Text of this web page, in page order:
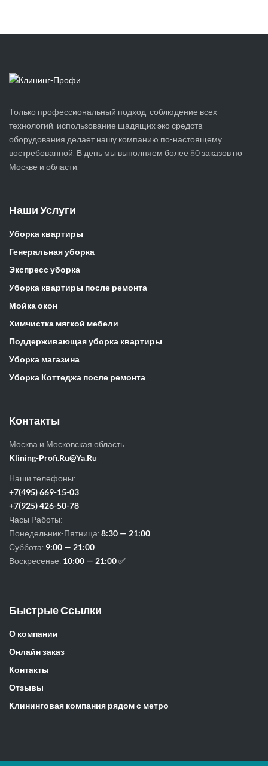
Только профессиональный подход, соблюдение всех
технологий, использование щадящих эко средств,
оборудования делает нашу компанию по-настоящему
востребованной. В день мы выполняем более 80 заказов по
Москве и области.
Наши Услуги
Уборка квартиры
Генеральная уборка
Экспресс уборка
Уборка квартиры после ремонта
Мойка окон
Химчистка мягкой мебели
Поддерживающая уборка квартиры
Уборка магазина
Уборка Коттеджа после ремонта
Контакты
Москва и Московская область
Klining-Profi.Ru@Ya.Ru
Наши телефоны:
+7(495) 669-15-03
+7(925) 426-50-78
Часы Работы:
Понедельник-Пятница:8:30 — 21:00
Суббота: 9:00 — 21:00
Воскресенье: 10:00 — 21:00✅
Быстрые Ссылки
О компании
Онлайн заказ
Контакты
Отзывы
Клининговая компания рядом с метро